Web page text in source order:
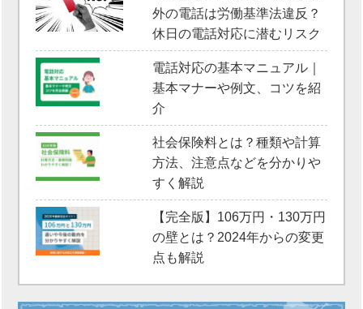
外の電話は労働基準法違反？
休日の電話対応に潜むリスク
電話対応の基本マニュアル｜
基本マナーや例文、コツを紹
介
社会保険料とは？種類や計算
方法、注意点などを分かりや
すく解説
【完全版】106万円・130万円
の壁とは？2024年からの変更
点も解説